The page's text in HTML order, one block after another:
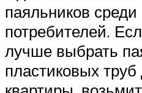
паяльников среди
потребителей.
лучше выбрать
пластиковых